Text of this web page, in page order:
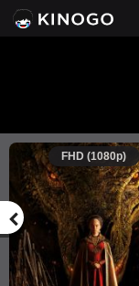
FHD (1080p)